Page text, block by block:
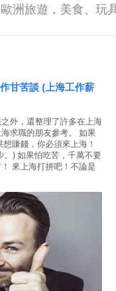
洲旅遊，美食、玩
甘苦談 (上海工作薪
外，還整理了許多在上海
求職的朋友參考。 如果
賺錢，你必須來上海！
。) 如果怕吃苦，千萬不要
來上海打拼吧！不論是